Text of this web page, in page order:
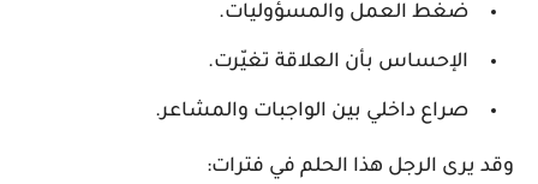
ضغط العمل والمسؤوليات.
الإحساس بأن العلاقة تغيّرت.
صراع داخلي بين الواجبات والمشاعر.
وقد يرى الرجل هذا الحلم في فترات: